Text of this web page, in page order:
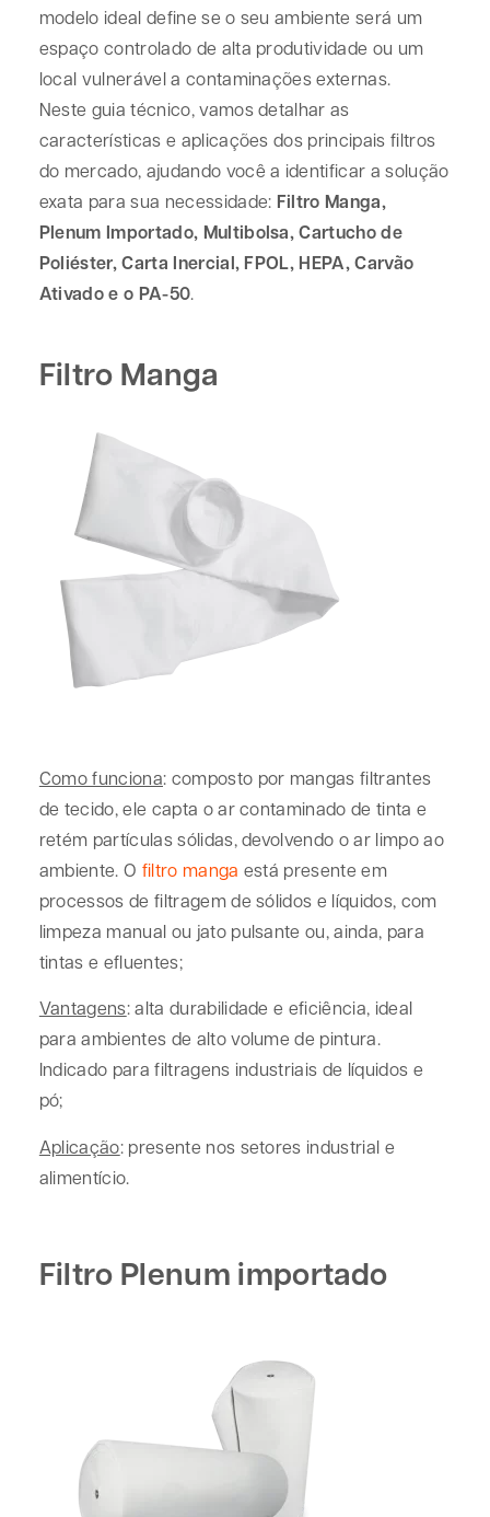
modelo ideal define se o seu ambiente será um
espaço controlado de alta produtividade ou um
local vulnerável a contaminações externas.
Neste guia técnico, vamos detalhar as
características e aplicações dos principais filtros
do mercado, ajudando você a identificar a solução
exata para sua necessidade: Filtro Manga,
Plenum Importado, Multibolsa, Cartucho de
Poliéster, Carta Inercial, FPOL, HEPA, Carvão
Ativado e o PA-50.
Filtro Manga
Como funciona: composto por mangas filtrantes
de tecido, ele capta o ar contaminado de tinta e
retém partículas sólidas, devolvendo o ar limpo ao
ambiente. O filtro manga está presente em
processos de filtragem de sólidos e líquidos, com
limpeza manual ou jato pulsante ou, ainda, para
tintas e efluentes;
Vantagens: alta durabilidade e eficiência, ideal
para ambientes de alto volume de pintura.
Indicado para filtragens industriais de líquidos e
pó;
Aplicação: presente nos setores industrial e
alimentício.
Filtro Plenum importado